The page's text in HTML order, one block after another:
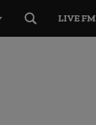
LIVE FM